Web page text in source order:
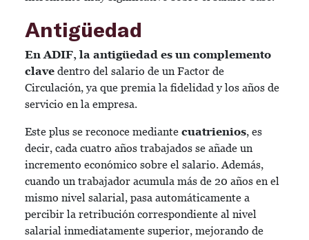
Antigüedad
En ADIF, la antigüedad es un complemento
clave dentro del salario de un Factor de
Circulación, ya que premia la fidelidad y los años de
servicio en la empresa.
Este plus se reconoce mediante cuatrienios, es
decir, cada cuatro años trabajados se añade un
incremento económico sobre el salario. Además,
cuando un trabajador acumula más de 20 años en el
mismo nivel salarial, pasa automáticamente a
percibir la retribución correspondiente al nivel
salarial inmediatamente superior, mejorando de